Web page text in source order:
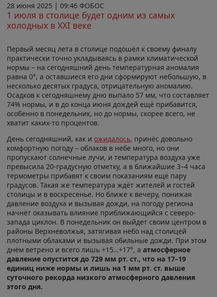
28 июня 2025 | 09:46 ФОБОС
1 июля в столице будет одним из самых
холодных в XXI веке
Первый месяц лета в столице подошёл к своему финалу
практически точно укладываясь в рамки климатической
нормы – на сегодняшний день температурная аномалия
равна 0°, а оставшиеся его дни сформируют небольшую, в
несколько десятых градуса, отрицательную аномалию.
Осадков к сегодняшнему дню выпало 57 мм, что составляет
74% нормы, и в до конца июня дождей ещё прибавится,
особенно в понедельник, но до нормы, скорее всего, не
хватит каких-то процентов.
День сегодняшний, как и ожидалось, принёс довольно
комфортную погоду – облаков в небе много, но они
пропускают солнечные лучи, и температура воздуха уже
превысила 20-градусную отметку, а в ближайшие 3–4 часа
термометры прибавят к своим показаниям ещё пару
градусов. Такая же температура ждёт жителей и гостей
столицы и в воскресенье. Но ближе к вечеру, понижая
давление воздуха и вызывая дожди, на погоду региона
начнёт оказывать влияние приближающийся с северо-
запада циклон. В понедельник он выйдет своим центром в
районы Верхневолжья, затягивая небо над столицей
плотными облаками и вызывая обильные дожди. При этом
днём ветрено и всего лишь +15…+17°, а атмосферное
давление опустится до 729 мм рт. ст., что на 17–19
единиц ниже нормы и лишь на 1 мм рт. ст. выше
суточного рекорда низкого атмосферного давления
этого дня.